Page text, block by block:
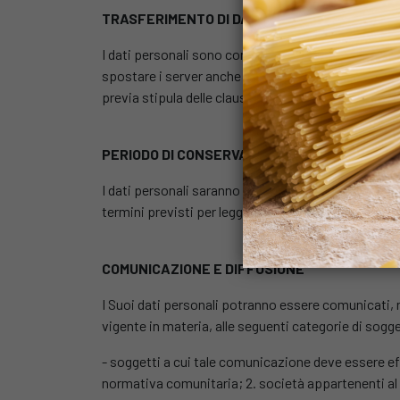
TRASFERIMENTO DI DATI PERSONALI
I dati personali sono conservati su server ubicati
spostare i server anche extra-UE. In tal caso, il
previa stipula delle clausole contrattuali standard
PERIODO DI CONSERVAZIONE DEI DATI
I dati personali saranno conservati per l’intera
termini previsti per legge per la conservazione
COMUNICAZIONE E DIFFUSIONE
I Suoi dati personali potranno essere
vigente in materia, alle seguenti categorie di
- soggetti a cui tale comunicazione deve essere
normativa comunitaria; 2. società appartenenti al